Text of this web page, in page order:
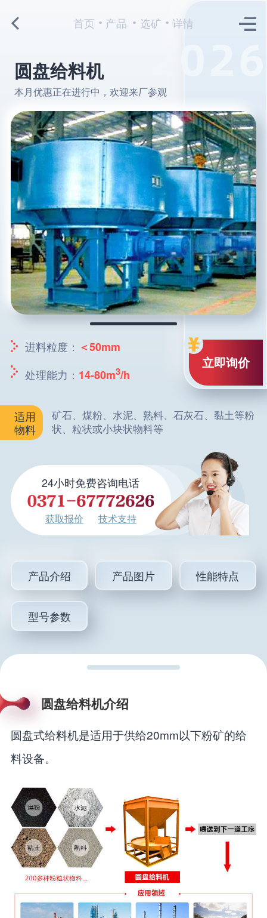
首页 产品 选矿 详情
圆盘给料机
本月优惠正在进行中，欢迎来厂参观
进料粒度： ＜50mm
处理能力： 14-80m3/h
立即询价
适用
物料
矿石、煤粉、水泥、熟料、石灰石、黏土等粉
状、粒状或小块状物料等
24小时免费咨询电话
获取报价 技术支持
产品介绍 产品图片 性能特点
型号参数
圆盘给料机介绍
圆盘式给料机是适用于供给20mm以下粉矿的给
料设备。